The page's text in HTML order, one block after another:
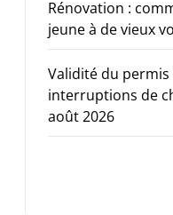
Rénovation :
jeune à de vieux
Validité du
interruptions de
août 2026